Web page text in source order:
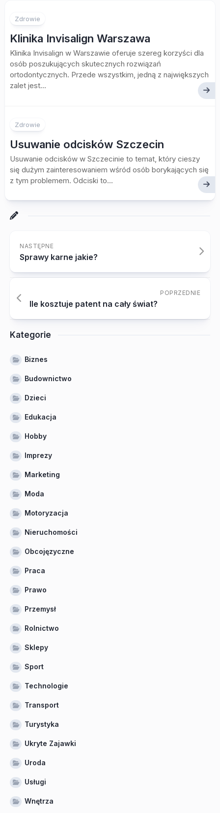
Zdrowie
Klinika Invisalign Warszawa
Klinika Invisalign w Warszawie oferuje szereg korzyści dla
osób poszukujących skutecznych rozwiązań
ortodontycznych. Przede wszystkim, jedną z największych
zalet jest...
Zdrowie
Usuwanie odcisków Szczecin
Usuwanie odcisków w Szczecinie to temat, który cieszy
się dużym zainteresowaniem wśród osób borykających się
z tym problemem. Odciski to...
NASTĘPNE
Sprawy karne jakie?
POPRZEDNIE
Ile kosztuje patent na cały świat?
Kategorie
Biznes
Budownictwo
Dzieci
Edukacja
Hobby
Imprezy
Marketing
Moda
Motoryzacja
Nieruchomości
Obcojęzyczne
Praca
Prawo
Przemysł
Rolnictwo
Sklepy
Sport
Technologie
Transport
Turystyka
Ukryte Zajawki
Uroda
Usługi
Wnętrza